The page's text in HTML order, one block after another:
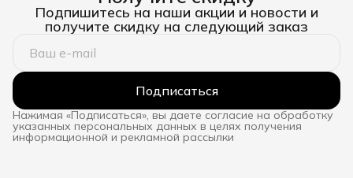
Подпишитесь на наши акции и новости и
получите скидку на следующий заказ
Подписаться
Нажимая «Подписаться», вы даете согласие на обработку
указанных персональных данных в целях получения
информационной и рекламной рассылки